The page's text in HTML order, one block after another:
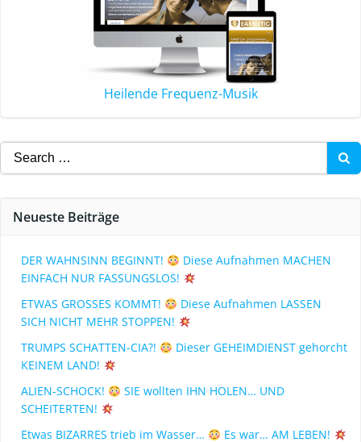
Heilende Frequenz-Musik
Neueste Beiträge
DER WAHNSINN BEGINNT!
Diese Aufnahmen MACHEN
EINFACH NUR FASSUNGSLOS!
ETWAS GROSSES KOMMT!
Diese Aufnahmen LASSEN
SICH NICHT MEHR STOPPEN!
TRUMPS SCHATTEN-CIA?!
Dieser GEHEIMDIENST gehorcht
KEINEM LAND!
ALIEN-SCHOCK!
SIE wollten IHN HOLEN… UND
SCHEITERTEN!
Etwas BIZARRES trieb im Wasser…
Es war… AM LEBEN!